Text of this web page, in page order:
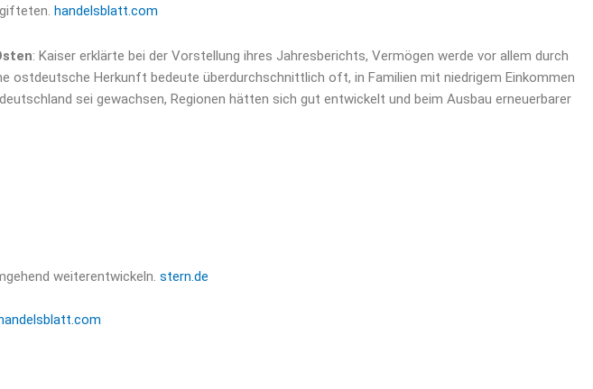
handelsblatt.com
: Kaiser erklärte bei der Vorstellung ihres Jahresberichts, Vermögen werde vor allem durch
ostdeutsche Herkunft bedeute überdurchschnittlich oft, in Familien mit niedrigem Einkommen
sei gewachsen, Regionen hätten sich gut entwickelt und beim Ausbau erneuerbarer
weiterentwickeln. stern.de